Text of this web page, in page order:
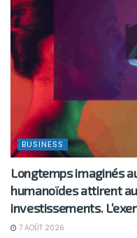
BUSINESS
Longtemps imaginés
humanoïdes attirent
investissements.
7 AOÛT 2026